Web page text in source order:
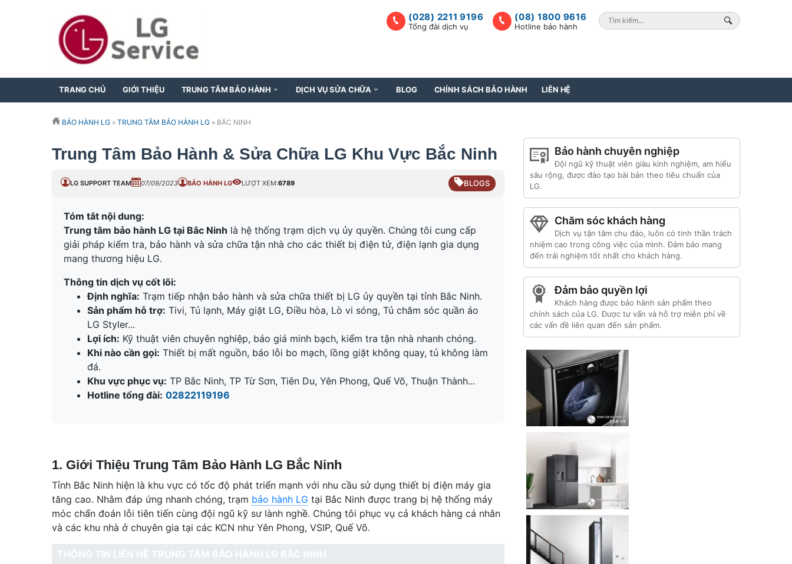
(08) 1800 9616
Hotline bảo hành
(028) 2211 9196
Tổng đài dịch vụ
TRANG CHỦ GIỚI THIỆU TRUNG TÂM BẢO HÀNH DỊCH VỤ SỬA CHỮA BLOG CHÍNH SÁCH BẢO HÀNH LIÊN HỆ
BẢO HÀNH LG » TRUNG TÂM BẢO HÀNH LG » BẮC NINH
Trung Tâm Bảo Hành & Sửa Chữa LG Khu Vực Bắc Ninh
LG SUPPORT TEAM 07/09/2023 BẢO HÀNH LG LƯỢT XEM:6789 BLOGS
Tóm tắt nội dung:
Trung tâm bảo hành LG tại Bắc Ninh là hệ thống trạm dịch vụ ủy quyền. Chúng tôi cung cấp
giải pháp kiểm tra, bảo hành và sửa chữa tận nhà cho các thiết bị điện tử, điện lạnh gia dụng
mang thương hiệu LG.
Thông tin dịch vụ cốt lõi:
Định nghĩa: Trạm tiếp nhận bảo hành và sửa chữa thiết bị LG ủy quyền tại tỉnh Bắc Ninh.
Sản phẩm hỗ trợ: Tivi, Tủ lạnh, Máy giặt LG, Điều hòa, Lò vi sóng, Tủ chăm sóc quần áo
LG Styler...
Lợi ích: Kỹ thuật viên chuyên nghiệp, báo giá minh bạch, kiểm tra tận nhà nhanh chóng.
Khi nào cần gọi: Thiết bị mất nguồn, báo lỗi bo mạch, lồng giặt không quay, tủ không làm
đá.
Khu vực phục vụ: TP Bắc Ninh, TP Từ Sơn, Tiên Du, Yên Phong, Quế Võ, Thuận Thành...
Hotline tổng đài: 02822119196
1. Giới Thiệu Trung Tâm Bảo Hành LG Bắc Ninh
Tỉnh Bắc Ninh hiện là khu vực có tốc độ phát triển mạnh với nhu cầu sử dụng thiết bị điện máy gia
tăng cao. Nhằm đáp ứng nhanh chóng, trạm bảo hành LG tại Bắc Ninh được trang bị hệ thống máy
móc chẩn đoán lỗi tiên tiến cùng đội ngũ kỹ sư lành nghề. Chúng tôi phục vụ cả khách hàng cá nhân
và các khu nhà ở chuyên gia tại các KCN như Yên Phong, VSIP, Quế Võ.
Bảo hành chuyên nghiệp
Đội ngũ kỹ thuật viên giàu kinh nghiệm, am hiểu
sâu rộng, được đào tạo bài bản theo tiêu chuẩn của
LG.
Chăm sóc khách hàng
Dịch vụ tận tâm chu đáo, luôn có tinh thần trách
nhiệm cao trong công việc của mình. Đảm bảo mang
đến trải nghiệm tốt nhất cho khách hàng.
Đảm bảo quyền lợi
Khách hàng được bảo hành sản phẩm theo
chính sách của LG. Được tư vấn và hỗ trợ miễn phí về
các vấn đề liên quan đến sản phẩm.